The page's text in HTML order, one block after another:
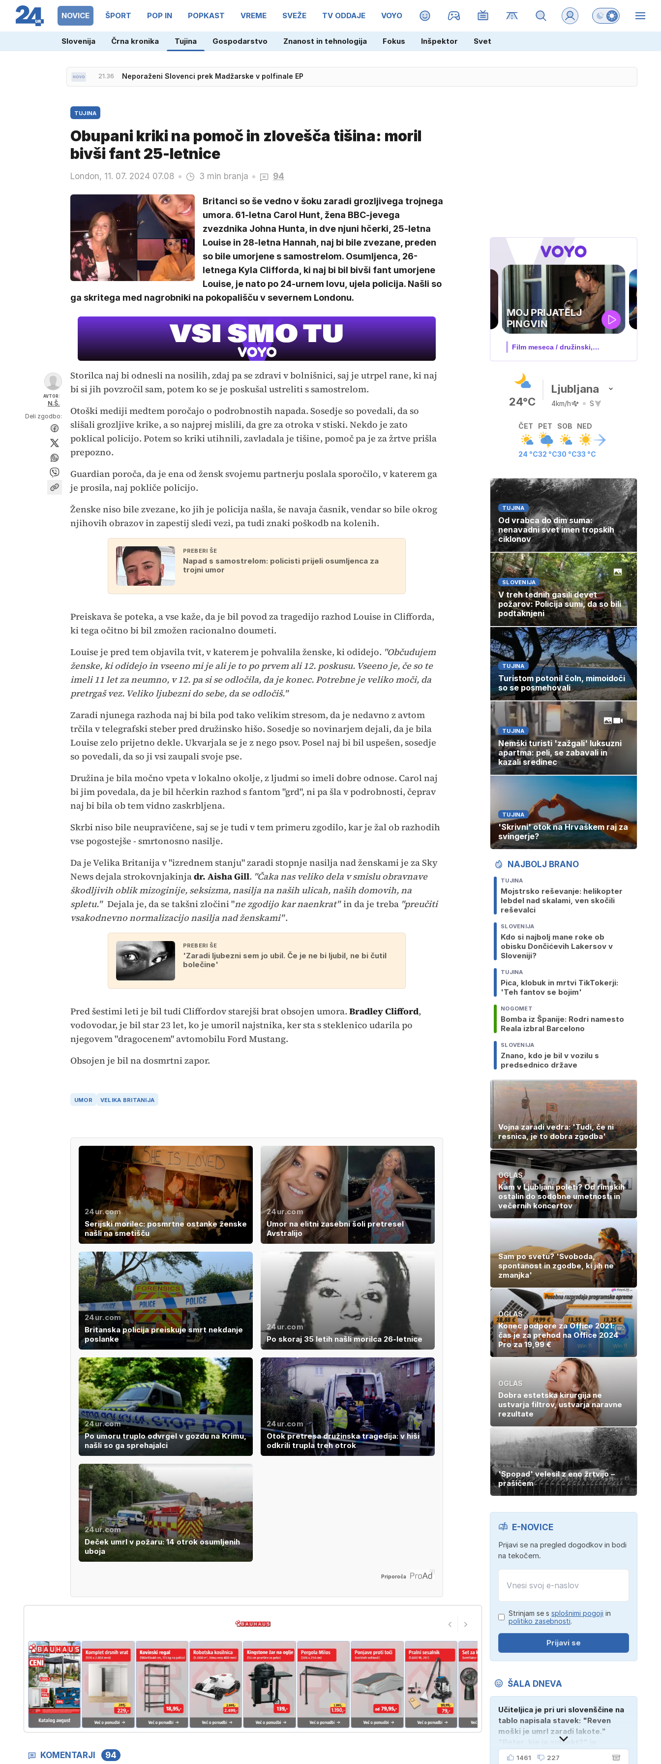
NOVICE ŠPORT POP IN POPKAST VREME SVEŽE TV ODDAJE VOYO MAGAZIN Preklopi barvni
Slovenija Črna kronika Tujina Gospodarstvo Znanost in tehnologija Fokus Inšpektor Svet
21.36 Neporaženi Slovenci prek Madžarske v polfinale EP
TUJINA
Obupani kriki na pomoč in zlovešča tišina: moril
bivši fant 25-letnice
London, 11. 07. 2024 07.08 3 min branja 94
Britanci so še vedno v šoku zaradi grozljivega trojnega
umora. 61-letna Carol Hunt, žena BBC-jevega
zvezdnika Johna Hunta, in dve njuni hčerki, 25-letna
Louise in 28-letna Hannah, naj bi bile zvezane, preden
so bile umorjene s samostrelom. Osumljenca, 26-
letnega Kyla Clifforda, ki naj bi bil bivši fant umorjene
Louise, je nato po 24-urnem lovu, ujela policija. Našli so
ga skritega med nagrobniki na pokopališču v severnem Londonu.
AVTOR:
N.Š.
Deli zgodbo:
Storilca naj bi odnesli na nosilih, zdaj pa se zdravi v bolnišnici, saj je utrpel rane, ki naj
bi si jih povzročil sam, potem ko se je poskušal ustreliti s samostrelom.
Otoški mediji medtem poročajo o podrobnostih napada. Sosedje so povedali, da so
slišali grozljive krike, a so najprej mislili, da gre za otroka v stiski. Nekdo je zato
poklical policijo. Potem so kriki utihnili, zavladala je tišine, pomoč pa je za žrtve prišla
prepozno.
Guardian poroča, da je ena od žensk svojemu partnerju poslala sporočilo, v katerem ga
je prosila, naj pokliče policijo.
Ženske niso bile zvezane, ko jih je policija našla, še navaja časnik, vendar so bile okrog
njihovih obrazov in zapestij sledi vezi, pa tudi znaki poškodb na kolenih.
PREBERI ŠE
Napad s samostrelom: policisti prijeli osumljenca za
trojni umor
Preiskava še poteka, a vse kaže, da je bil povod za tragedijo razhod Louise in Clifforda,
ki tega očitno bi bil zmožen racionalno doumeti.
Louise je pred tem objavila tvit, v katerem je pohvalila ženske, ki odidejo. "Občudujem
ženske, ki odidejo in vseeno mi je ali je to po prvem ali 12. poskusu. Vseeno je, če so te
imeli 11 let za neumno, v 12. pa si se odločila, da je konec. Potrebne je veliko moči, da
pretrgaš vez. Veliko ljubezni do sebe, da se odločiš."
Zaradi njunega razhoda naj bi bila pod tako velikim stresom, da je nedavno z avtom
trčila v telegrafski steber pred družinsko hišo. Sosedje so novinarjem dejali, da je bila
Louise zelo prijetno dekle. Ukvarjala se je z nego psov. Posel naj bi bil uspešen, sosedje
so povedali, da so ji vsi zaupali svoje pse.
Družina je bila močno vpeta v lokalno okolje, z ljudmi so imeli dobre odnose. Carol naj
bi jim povedala, da je bil hčerkin razhod s fantom "grd", ni pa šla v podrobnosti, čeprav
naj bi bila ob tem vidno zaskrbljena.
Skrbi niso bile neupravičene, saj se je tudi v tem primeru zgodilo, kar je žal ob razhodih
vse pogostejše - smrtonosno nasilje.
Da je Velika Britanija v "izrednem stanju" zaradi stopnje nasilja nad ženskami je za Sky
News dejala strokovnjakinjadr. Aisha Gill. "Čaka nas veliko dela v smislu obravnave
škodljivih oblik mizoginije, seksizma, nasilja na naših ulicah, naših domovih, na
spletu." Dejala je, da se takšni zločini "ne zgodijo kar naenkrat"in da je treba "preučiti
vsakodnevno normalizacijo nasilja nad ženskami".
PREBERI ŠE
'Zaradi ljubezni sem jo ubil. Če je ne bi ljubil, ne bi čutil
bolečine'
Pred šestimi leti je bil tudi Cliffordov starejši brat obsojen umora. Bradley Clifford,
vodovodar, je bil star 23 let, ko je umoril najstnika, ker sta s steklenico udarila po
njegovem "dragocenem" avtomobilu Ford Mustang.
Obsojen je bil na dosmrtni zapor.
UMOR VELIKA BRITANIJA
24ur.com
Serijski morilec: posmrtne ostanke ženske
našli na smetišču
24ur.com
Umor na elitni zasebni šoli pretresel
Avstralijo
24ur.com
Britanska policija preiskuje smrt nekdanje
poslanke
24ur.com
Po skoraj 35 letih našli morilca 26-letnice
24ur.com
Po umoru truplo odvrgel v gozdu na Krimu,
našli so ga sprehajalci
24ur.com
Otok pretresa družinska tragedija: v hiši
odkrili trupla treh otrok
24ur.com
Deček umrl v požaru: 14 otrok osumljenih
uboja
Priporoča
KOMENTARJI 94
UEFA
SUPERPOKAL
V živo na VOYO: sreda ob 20.30
24°C
Ljubljana
4km/h S
ČET
24 °C
PET
32 °C
SOB
30 °C
NED
33 °C
TUJINA
Od vrabca do dim suma:
nenavadni svet imen tropskih
ciklonov
SLOVENIJA
V treh tednih gasili devet
požarov: Policija sumi, da so bili
podtaknjeni
TUJINA
Turistom potonil čoln, mimoidoči
so se posmehovali
TUJINA
Nemški turisti 'zažgali' luksuzni
apartma: peli, se zabavali in
kazali sredinec
TUJINA
'Skrivni' otok na Hrvaškem raj za
svingerje?
NAJBOLJ BRANO
TUJINA
Mojstrsko reševanje: helikopter
lebdel nad skalami, ven skočili
reševalci
SLOVENIJA
Kdo si najbolj mane roke ob
obisku Dončićevih Lakersov v
Sloveniji?
TUJINA
Pica, klobuk in mrtvi TikTokerji:
'Teh fantov se bojim'
NOGOMET
Bomba iz Španije: Rodri namesto
Reala izbral Barcelono
SLOVENIJA
Znano, kdo je bil v vozilu s
predsednico države
Vojna zaradi vedra: 'Tudi, če ni
resnica, je to dobra zgodba'
OGLAS
Kam v Ljubljani poleti? Od rimskih
ostalin do sodobne umetnosti in
večernih koncertov
Sam po svetu? 'Svoboda,
spontanost in zgodbe, ki jih ne
zmanjka'
OGLAS
Konec podpore za Office 2021:
čas je za prehod na Office 2024
Pro za 19,99 €
OGLAS
Dobra estetska kirurgija ne
ustvarja filtrov, ustvarja naravne
rezultate
'Spopad' velesil z eno žrtvijo –
prašičem
E-NOVICE
Prijavi se na pregled dogodkov in bodi
na tekočem.
Strinjam se s splošnimi pogoji in
politiko zasebnosti.
Prijavi se
ŠALA DNEVA
Učiteljica je pri uri slovenščine na
tablo napisala stavek: "Reven
moški je umrl zaradi lakote."
"Peter, kje je subjekt?" je
vprašala. "Verjetno na
1461 227